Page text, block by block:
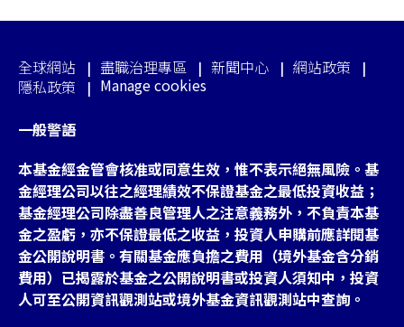
全球網站 盡職治理專區 新聞中心
網站政策
隱私政策
Manage cookies
一般警語
本基金經金管會核准或同意生效，惟不表示絕無風險。基
金經理公司以往之經理績效不保證基金之最低投資收益；
基金經理公司除盡善良管理人之注意義務外，不負責本基
金之盈虧，亦不保證最低之收益，投資人申購前應詳閱基
金公開說明書。有關基金應負擔之費用（境外基金含分銷
費用）已揭露於基金之公開說明書或投資人須知中，投資
人可至公開資訊觀測站或境外基金資訊觀測站中查詢。